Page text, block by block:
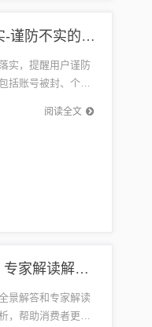
登山赛车最新版破解版数字解答、解释与落实-谨防不实的伪形象
实，提醒用户谨防
括账号被封、个人
，共同维护游戏
阅读全文
一汽速腾 最新报价,规避不实鼓吹-全景解答、专家解读解释与落实
景解答和专家解读
，帮助消费者更直